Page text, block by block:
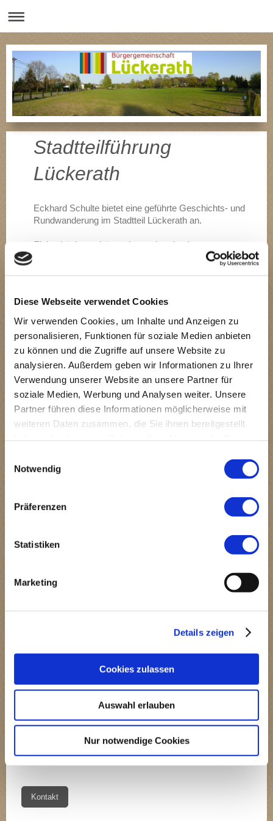
Diese Webseite verwendet Cookies
Wir verwenden Cookies, um Inhalte und Anzeigen zu
personalisieren, Funktionen für soziale Medien anbieten
zu können und die Zugriffe auf unsere Website zu
analysieren. Außerdem geben wir Informationen zu Ihrer
Verwendung unserer Website an unsere Partner für
soziale Medien, Werbung und Analysen weiter. Unsere
Partner führen diese Informationen möglicherweise mit
weiteren Daten zusammen, die Sie ihnen bereitgestellt
Notwendig
Präferenzen
Statistiken
Marketing
Details zeigen
Cookies zulassen
Auswahl erlauben
Nur notwendige Cookies
Stadtteilführung
Lückerath
Eckhard Schulte bietet eine geführte Geschichts- und
Rundwanderung im Stadtteil Lückerath an.
Einige Lück aus Lügget hatten bereits das grosse
Glück die wirklich tolle Führung dieses Jahr zu
Bei Interesse an einer Führung kann Eckhard Schulte
unter der eMail-Adresse eckhardschulte(at)arcor.de
kontaktiert werden.
Hier finden Sie uns
Bürgergemeinschaft Lückerath
51429 Bergisch Gladbach
Kontakt